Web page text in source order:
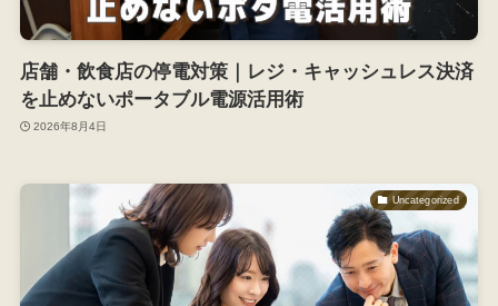
店舗・飲食店の停電対策｜レジ・キャッシュレス決済
を止めないポータブル電源活用術
2026年8月4日
Uncategorized